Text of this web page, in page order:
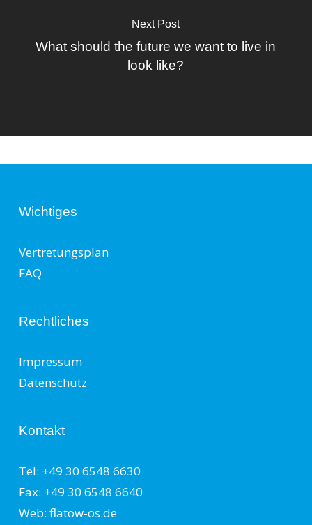
Next Post
What should the future we want to live in
look like?
Wichtiges
Vertretungsplan
FAQ
Rechtliches
Impressum
Datenschutz
Kontakt
Tel: +49 30 6548 6630
Fax: +49 30 6548 6640
Web: flatow-os.de